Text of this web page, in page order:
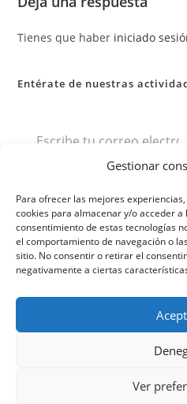
Gestionar
Para ofrecer las mejores
cookies para almacenar y/o acceder
consentimiento de estas tecnologías
el comportamiento de navegación o
sitio. No consentir o retirar el
negativamente a ciertas
Ver
Tienes que haber iniciado
Entérate de nuestras